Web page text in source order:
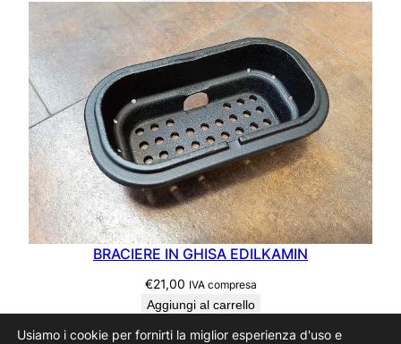
BRACIERE IN GHISA EDILKAMIN
€21,00 IVA compresa
Aggiungi al carrello
Usiamo i cookie per fornirti la miglior esperienza d'uso e